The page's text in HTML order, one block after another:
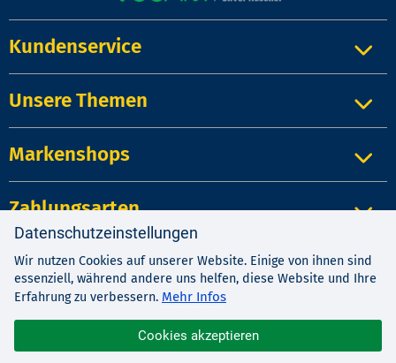
Kundenservice
Unsere Themen
Markenshops
Zahlungsarten
Impressum | Kontakt|
Datenschutz
Widerrufsrecht
Datenschutzeinstellungen
Wir nutzen Cookies auf unserer Website. Einige von ihnen sind
essenziell, während andere uns helfen, diese Website und Ihre
Erfahrung zu verbessern. Mehr Infos
Cookies akzeptieren